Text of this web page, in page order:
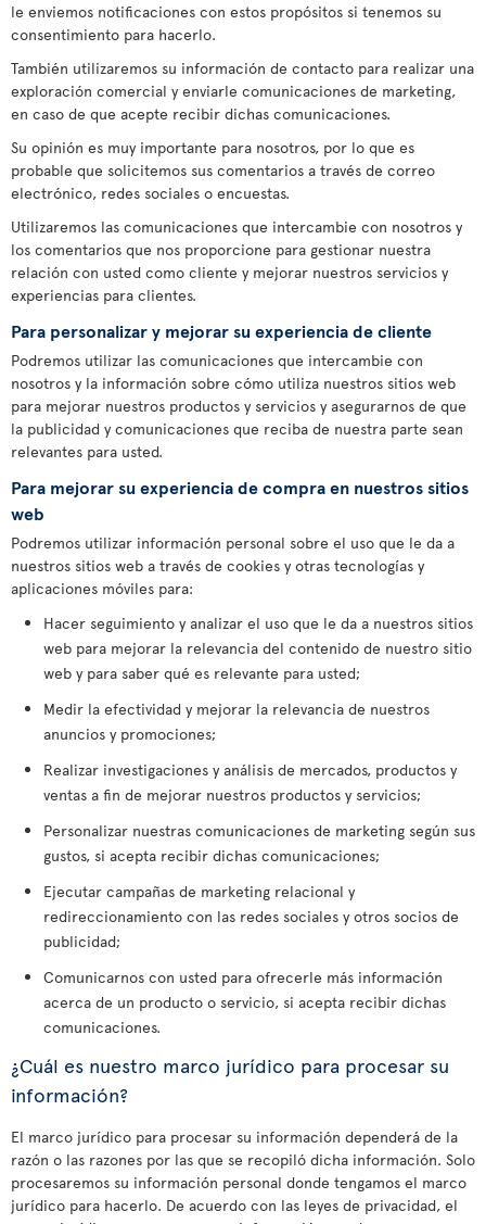
le enviemos notificaciones con estos propósitos si tenemos su
consentimiento para hacerlo.
También utilizaremos su información de contacto para realizar una
exploración comercial y enviarle comunicaciones de marketing,
en caso de que acepte recibir dichas comunicaciones.
Su opinión es muy importante para nosotros, por lo que es
probable que solicitemos sus comentarios a través de correo
electrónico, redes sociales o encuestas.
Utilizaremos las comunicaciones que intercambie con nosotros y
los comentarios que nos proporcione para gestionar nuestra
relación con usted como cliente y mejorar nuestros servicios y
experiencias para clientes.
Para personalizar y mejorar su experiencia de cliente
Podremos utilizar las comunicaciones que intercambie con
nosotros y la información sobre cómo utiliza nuestros sitios web
para mejorar nuestros productos y servicios y asegurarnos de que
la publicidad y comunicaciones que reciba de nuestra parte sean
relevantes para usted.
Para mejorar su experiencia de compra en nuestros sitios
web
Podremos utilizar información personal sobre el uso que le da a
nuestros sitios web a través de cookies y otras tecnologías y
aplicaciones móviles para:
Hacer seguimiento y analizar el uso que le da a nuestros sitios
web para mejorar la relevancia del contenido de nuestro sitio
web y para saber qué es relevante para usted;
Medir la efectividad y mejorar la relevancia de nuestros
anuncios y promociones;
Realizar investigaciones y análisis de mercados, productos y
ventas a fin de mejorar nuestros productos y servicios;
Personalizar nuestras comunicaciones de marketing según sus
gustos, si acepta recibir dichas comunicaciones;
Ejecutar campañas de marketing relacional y
redireccionamiento con las redes sociales y otros socios de
publicidad;
Comunicarnos con usted para ofrecerle más información
acerca de un producto o servicio, si acepta recibir dichas
comunicaciones.
¿Cuál es nuestro marco jurídico para procesar su
información?
El marco jurídico para procesar su información dependerá de la
razón o las razones por las que se recopiló dicha información. Solo
procesaremos su información personal donde tengamos el marco
jurídico para hacerlo. De acuerdo con las leyes de privacidad, el